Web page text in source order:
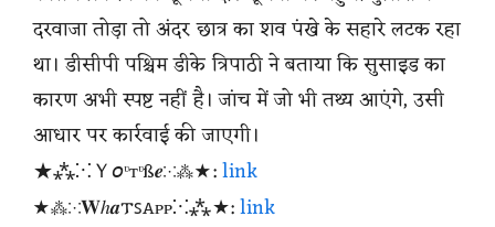
दरवाजा तोड़ा तो अंदर छात्र का शव पंखे के सहारे लटक रहा
था। डीसीपी पश्चिम डीके त्रिपाठी ने बताया कि सुसाइड का
कारण अभी स्पष्ट नहीं है। जांच में जो भी तथ्य आएंगे, उसी
आधार पर कार्रवाई की जाएगी।
★⁂⁙Ｙ𝘰ᶹтᶹß𝒆⁙⁂★:link
★⁂⁙𝐖ℎ𝒂𐍄ꜱꭺᴩᴩ⁙⁂★:link